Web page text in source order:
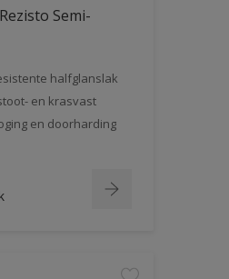
Semi-
halfglanslak
en krasvast
en doorharding